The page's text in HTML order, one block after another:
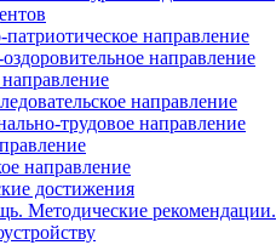
патриотическое направление
направление
направление
трудовое направление
направление
достижения
Методические рекомендации.